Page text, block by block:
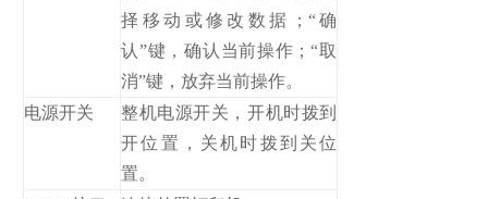
择移动或修改数据；“确
认”键，确认当前操作；“取
消”键，放弃当前操作。
电源开关
整机电源开关，开机时拨到
开位置，关机时拨到关位
置。